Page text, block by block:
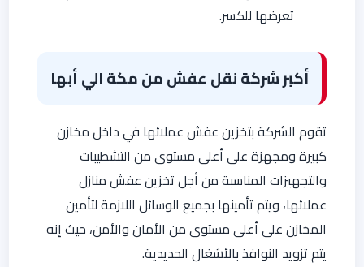
تعرضها للكسر.
أكبر شركة نقل عفش من مكة الي أبها
تقوم الشركة بتخزين عفش عملائها في داخل مخازن
كبيرة ومجهزة على أعلى مستوى من التشطيبات
والتجهيزات المناسبة من أجل تخزين عفش منازل
عملائها، ويتم تأمينها بجميع الوسائل اللازمة لتأمين
المخازن على أعلى مستوى من الأمان والأمن، حيث إنه
يتم تزويد النوافذ بالأشغال الحديدية.